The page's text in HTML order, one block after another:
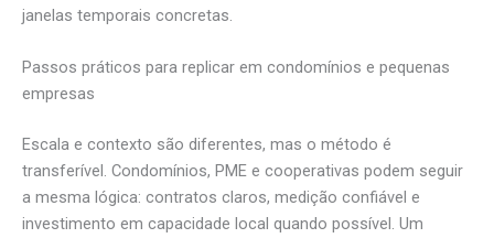
janelas temporais concretas.
Passos práticos para replicar em condomínios e pequenas
empresas
Escala e contexto são diferentes, mas o método é
transferível. Condomínios, PME e cooperativas podem seguir
a mesma lógica: contratos claros, medição confiável e
investimento em capacidade local quando possível. Um